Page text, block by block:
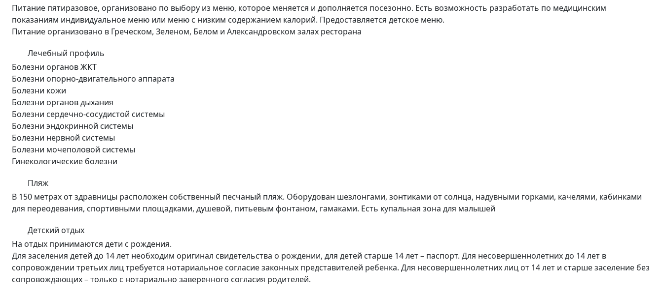
Питание пятиразовое, организовано по выбору из меню, которое меняется и дополняется посезонно. Есть возможность разработать по медицинским
показаниям индивидуальное меню или меню с низким содержанием калорий. Предоставляется детское меню.
Питание организовано в Греческом, Зеленом, Белом и Александровском залах ресторана
Лечебный профиль
Болезни органов ЖКТ
Болезни опорно-двигательного аппарата
Болезни кожи
Болезни органов дыхания
Болезни сердечно-сосудистой системы
Болезни эндокринной системы
Болезни нервной системы
Болезни мочеполовой системы
Гинекологические болезни
Пляж
В 150 метрах от здравницы расположен собственный песчаный пляж. Оборудован шезлонгами, зонтиками от солнца, надувными горками, качелями, кабинками
для переодевания, спортивными площадками, душевой, питьевым фонтаном, гамаками. Есть купальная зона для малышей
Детский отдых
На отдых принимаются дети с рождения.
Для заселения детей до 14 лет необходим оригинал свидетельства о рождении, для детей старше 14 лет – паспорт. Для несовершеннолетних до 14 лет в
сопровождении третьих лиц требуется нотариальное согласие законных представителей ребенка. Для несовершеннолетних лиц от 14 лет и старше заселение без
сопровождающих – только с нотариально заверенного согласия родителей.